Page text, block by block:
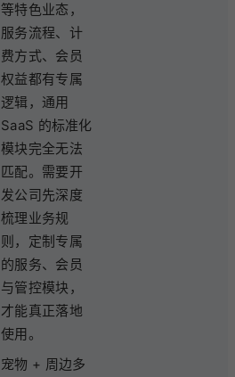
等特色业态，
服务流程、计
费方式、会员
权益都有专属
逻辑，通用
SaaS 的标准化
模块完全无法
匹配。需要开
发公司先深度
梳理业务规
则，定制专属
的服务、会员
与管控模块，
才能真正落地
使用。
宠物 + 周边多